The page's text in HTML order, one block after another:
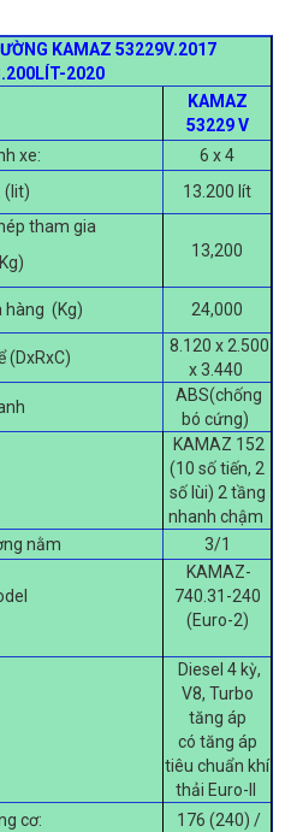
KAMAZ 53229V.2017
2020
KAMAZ
53229 V
xe:
6 x 4
(lit)
13.200 lít
tham gia
13,200
hàng (Kg) 24,000
(DxRxC)
8.120 x 2.500
x 3.440
ABS(chống
bó cứng)
KAMAZ 152
(10 số tiến, 2
số lùi) 2 tầng
nhanh chậm
nằm
3/1
KAMAZ-
740.31-240
(Euro-2)
Diesel 4 kỳ,
V8, Turbo
tăng áp
có tăng áp
tiêu chuẩn khí
thải Euro-II
cơ:
176 (240) /